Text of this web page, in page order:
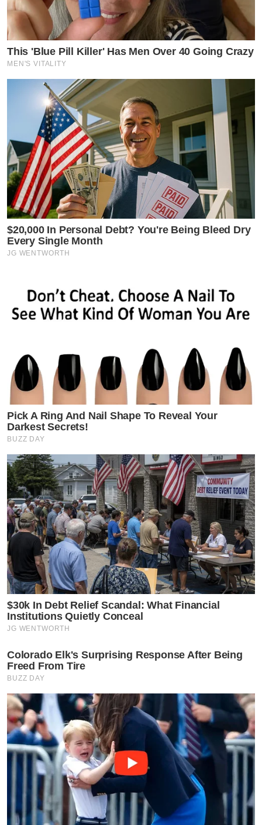
This 'Blue Pill Killer' Has Men Over 40 Going Crazy
MEN'S VITALITY
$20,000 In Personal Debt? You're Being Bleed Dry
Every Single Month
JG WENTWORTH
Pick A Ring And Nail Shape To Reveal Your
Darkest Secrets!
BUZZ DAY
$30k In Debt Relief Scandal: What Financial
Institutions Quietly Conceal
JG WENTWORTH
Colorado Elk's Surprising Response After Being
Freed From Tire
BUZZ DAY